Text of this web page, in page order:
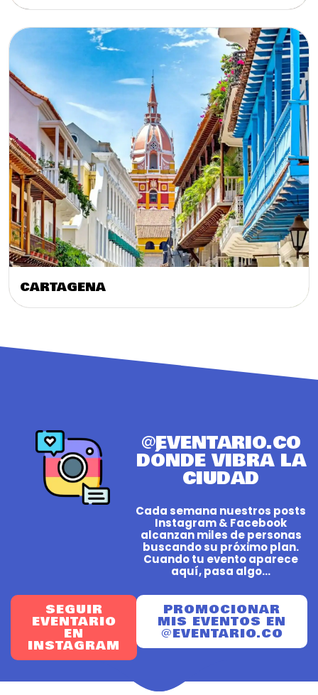
CARTAGENA
@EVENTARIO.CO
DÓNDE VIBRA LA
CIUDAD
Cada semana nuestros posts
Instagram & Facebook
alcanzan miles de personas
buscando su próximo plan.
Cuando tu evento aparece
aquí, pasa algo...
SEGUIR
EVENTARIO
EN
INSTAGRAM
PROMOCIONAR
MIS EVENTOS EN
@EVENTARIO.CO